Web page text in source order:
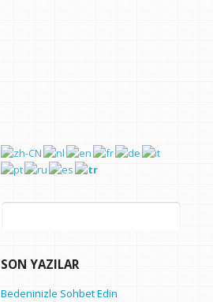
Arama:
SON YAZILAR
Bedeninizle Sohbet Edin